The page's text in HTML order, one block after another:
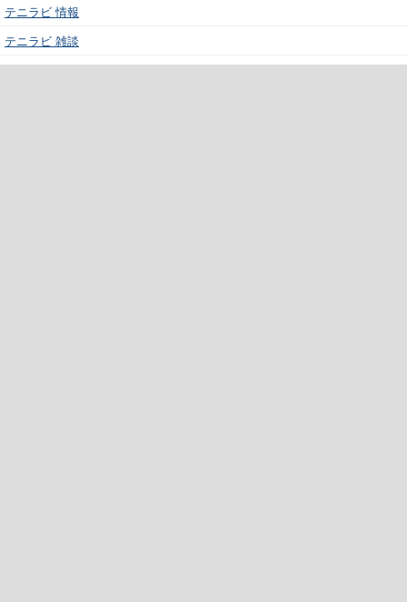
テニラビ 情報
テニラビ 雑談